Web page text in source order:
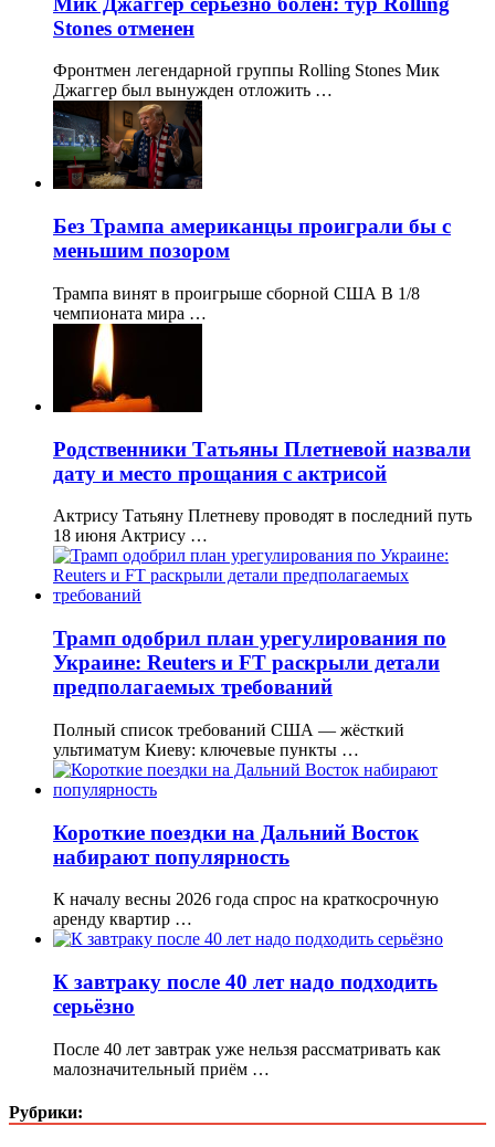
Stones отменен
Фронтмен легендарной группы Rolling Stones Мик
Джаггер был вынужден отложить …
Без Трампа американцы проиграли бы с
меньшим позором
Трампа винят в проигрыше сборной США В 1/8
чемпионата мира …
Родственники Татьяны Плетневой назвали
дату и место прощания с актрисой
Актрису Татьяну Плетневу проводят в последний путь
18 июня Актрису …
Трамп одобрил план урегулирования по
Украине: Reuters и FT раскрыли детали
предполагаемых требований
Полный список требований США — жёсткий
ультиматум Киеву: ключевые пункты …
Короткие поездки на Дальний Восток
набирают популярность
К началу весны 2026 года спрос на краткосрочную
аренду квартир …
К завтраку после 40 лет надо подходить
серьёзно
После 40 лет завтрак уже нельзя рассматривать как
малозначительный приём …
Рубрики: